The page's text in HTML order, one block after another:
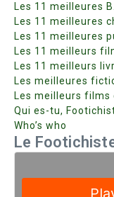
Les 11 meilleures
Les 11 meilleures
Les 11 meilleures
Les 11 meilleurs
Les 11 meilleurs
Les meilleures
Les meilleurs
Qui es-tu,
Who’s who
Le